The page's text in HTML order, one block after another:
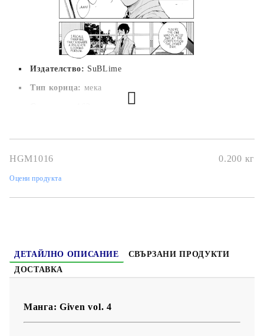
Издателство: SuBLime
Тип корица: мека
Дата на издаване:
Жанр:Drama, Romance, Yaoi
HGM1016 0.200 кг
Оцени продукта
ДЕТАЙЛНО ОПИСАНИЕ
СВЪРЗАНИ ПРОДУКТИ
ДОСТАВКА
Манга: Given vol. 4